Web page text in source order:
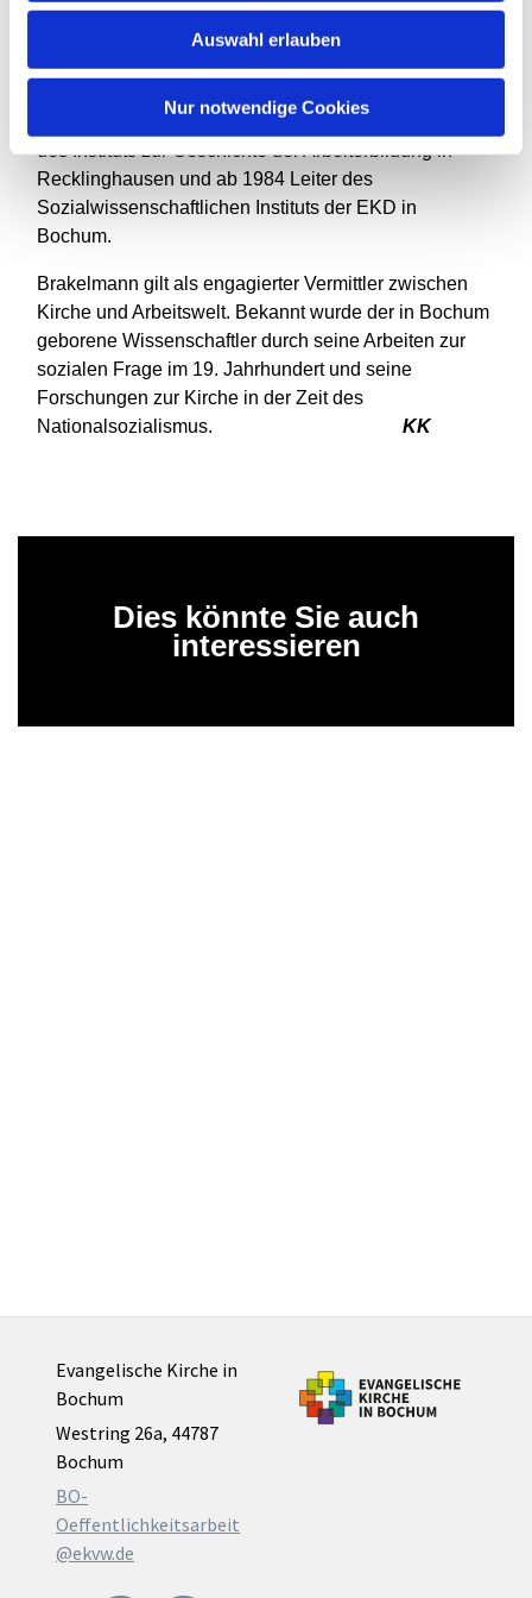
Auswahl erlauben
Nur notwendige Cookies
Emeritierung im Jahre 1996 Professor für Christliche
Gesellschaftslehre an der Ruhr-Universität. Daneben
war der Theologe, Sozialwissenschaftler und
Grundwertekommission der SPD, Gründungsrektor
des Instituts zur Geschichte der Arbeiterbildung in
Recklinghausen und ab 1984 Leiter des
Sozialwissenschaftlichen Instituts der EKD in
Bochum.
Brakelmann gilt als engagierter Vermittler zwischen
Kirche und Arbeitswelt. Bekannt wurde der in Bochum
geborene Wissenschaftler durch seine Arbeiten zur
sozialen Frage im 19. Jahrhundert und seine
Forschungen zur Kirche in der Zeit des
Nationalsozialismus. KK
Dies könnte Sie auch
interessieren
Evangelische Kirche in
Bochum
Westring 26a, 44787
Bochum
BO-
Oeffentlichkeitsarbeit
@ekvw.de